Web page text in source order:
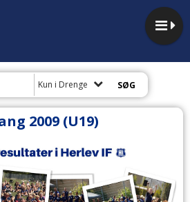
Kun i Drenge
2009 (U19)